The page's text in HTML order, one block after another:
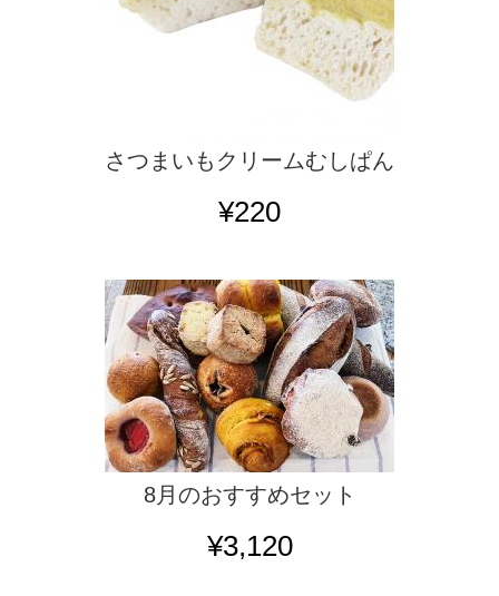
さつまいもクリームむしぱん
¥220
8月のおすすめセット
¥3,120